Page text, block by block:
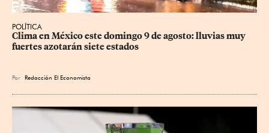
POLÍTICA
Clima en México este domingo 9 de agosto: lluvias muy
fuertes azotarán siete estados
Por Redacción El Economista